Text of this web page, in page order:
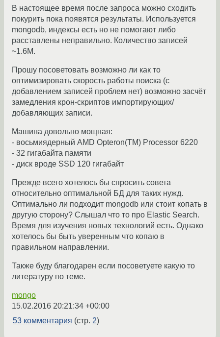
В настоящее время после запроса можно сходить
покурить пока появятся результаты. Используется
mongodb, индексы есть но не помогают либо
расставлены неправильно. Количество записей
~1.6M.
Прошу посоветовать возможно ли как то
оптимизировать скорость работы поиска (с
добавлением записей проблем нет) возможно засчёт
замедления крон-скриптов импортирующих/
добавляющих записи.
Машина довольно мощная:
- восьмиядерный AMD Opteron(TM) Processor 6220
- 32 гигабайта памяти
- диск вроде SSD 120 гигабайт
Прежде всего хотелось бы спросить совета
относительно оптимальной БД для таких нужд.
Оптимально ли подходит mongodb или стоит копать в
другую сторону? Слышал что то про Elastic Search.
Время для изучения новых технологий есть. Однако
хотелось бы быть уверенным что копаю в
правильном направлении.
Также буду благодарен если посоветуете какую то
литературу по теме.
mongo
15.02.2016 20:21:34 +00:00
53 комментария (стр. 2)